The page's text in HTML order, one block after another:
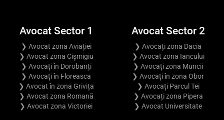
Avocat Sector 1
❯ Avocat zona Aviației
❯ Avocat zona Cișmigiu
❯ Avocați în Dorobanți
❯ Avocați în Floreasca
❯ Avocat în zona Grivița
❯ Avocat zona Romană
❯ Avocat zona Victoriei
Avocat Sector 2
❯ Avocați zona Dacia
❯ Avocat zona Iancului
❯ Avocați zona Muncii
❯ Avocați în zona Obor
❯ Avocați Parcul Tei
❯ Avocați zona Pipera
❯ Avocat Universitate